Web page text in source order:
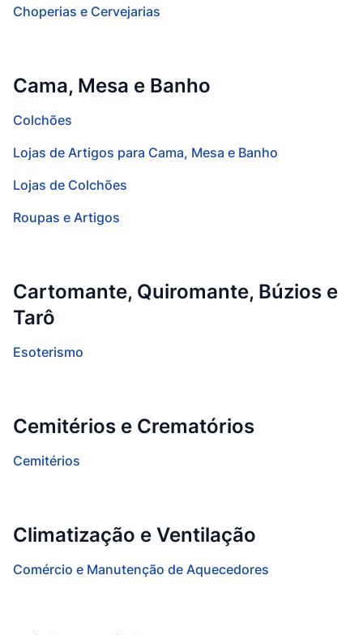
Choperias e Cervejarias
Cama, Mesa e Banho
Colchões
Lojas de Artigos para Cama, Mesa e Banho
Lojas de Colchões
Roupas e Artigos
Cartomante, Quiromante, Búzios e
Tarô
Esoterismo
Cemitérios e Crematórios
Cemitérios
Climatização e Ventilação
Comércio e Manutenção de Aquecedores